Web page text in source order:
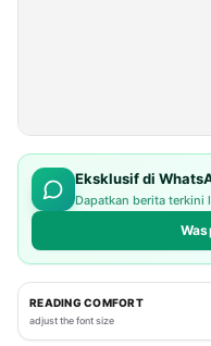
Eksklusif di
Dapatkan berita terkini
READING COMFORT
adjust the font size